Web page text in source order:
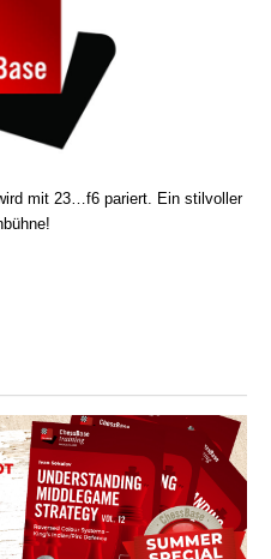
mit 23…f6 pariert. Ein stilvoller